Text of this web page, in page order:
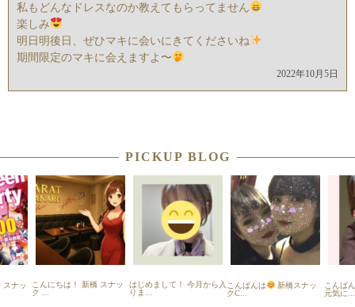
私もどんなドレスなのか教えてもらってません
楽しみ
明日明後日、ぜひマキに会いにきてくださいね
期間限定のマキに会えますよ〜
2022年10月5日
PICKUP BLOG
スナッ
こんにちは！ 新橋 スナッ
ク ...
はじめまして！ 今月から入
りま...
こんばんは
新橋スナッ
クC...
こんば
元気に...